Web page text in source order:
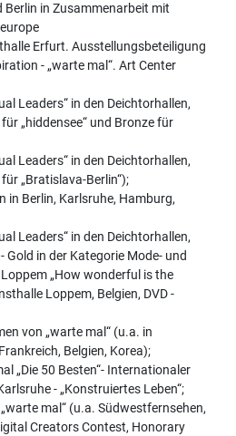
Berlin in Zusammenarbeit mit
Erfurt. Ausstellungsbeteiligung
- „warte mal“. Art Center
Leaders“ in den Deichtorhallen,
„hiddensee“ und Bronze für
Leaders“ in den Deichtorhallen,
„Bratislava-Berlin“);
in Berlin, Karlsruhe, Hamburg,
Leaders“ in den Deichtorhallen,
Gold in der Kategorie Mode- und
„How wonderful is the
Loppem, Belgien, DVD -
von „warte mal“ (u.a. in
Belgien, Korea);
„Die 50 Besten“- Internationaler
- „Konstruiertes Leben“;
mal“ (u.a. Südwestfernsehen,
Creators Contest, Honorary